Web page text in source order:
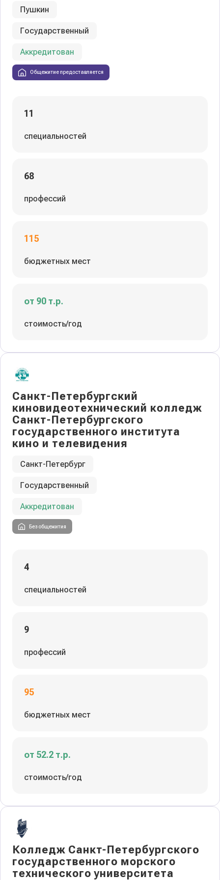
Пушкин
Государственный
Аккредитован
Общежитие предоставляется
11
специальностей
68
профессий
115
бюджетных мест
от 90 т.р.
стоимость/год
Санкт-Петербургский
киновидеотехнический колледж
Санкт-Петербургского
государственного института
кино и телевидения
Санкт-Петербург
Государственный
Аккредитован
Без общежития
4
специальностей
9
профессий
95
бюджетных мест
от 52.2 т.р.
стоимость/год
Колледж Санкт-Петербургского
государственного морского
технического университета